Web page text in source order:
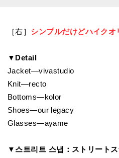
［右］ シンプルだけどハイクオ
▼Detail
Jacket—vivastudio
Knit—recto
Bottoms—kolor
Shoes—our legacy
Glasses—ayame
▼스트리트 스냅：ストリート